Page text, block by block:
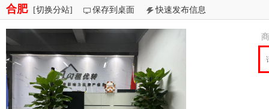
合肥 [切换分站] 保存到桌面 快速发布信息